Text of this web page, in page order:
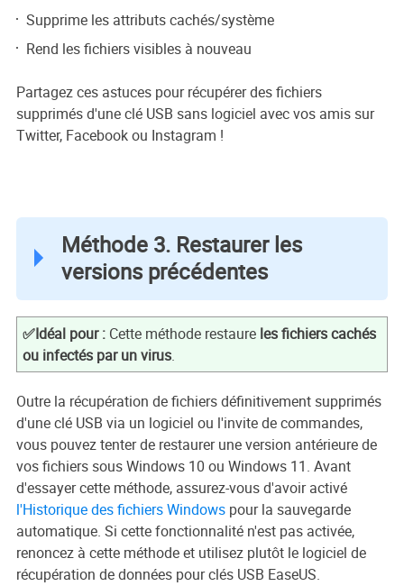
Supprime les attributs cachés/système
Rend les fichiers visibles à nouveau
Partagez ces astuces pour récupérer des fichiers
supprimés d'une clé USB sans logiciel avec vos amis sur
Twitter, Facebook ou Instagram !
Méthode 3. Restaurer les
versions précédentes
✅Idéal pour :Cette méthode restaure les fichiers cachés
ou infectés par un virus.
Outre la récupération de fichiers définitivement supprimés
d'une clé USB via un logiciel ou l'invite de commandes,
vous pouvez tenter de restaurer une version antérieure de
vos fichiers sous Windows 10 ou Windows 11. Avant
d'essayer cette méthode, assurez-vous d'avoir activé
l'Historique des fichiers Windowspour la sauvegarde
automatique. Si cette fonctionnalité n'est pas activée,
renoncez à cette méthode et utilisez plutôt le logiciel de
récupération de données pour clés USB EaseUS.